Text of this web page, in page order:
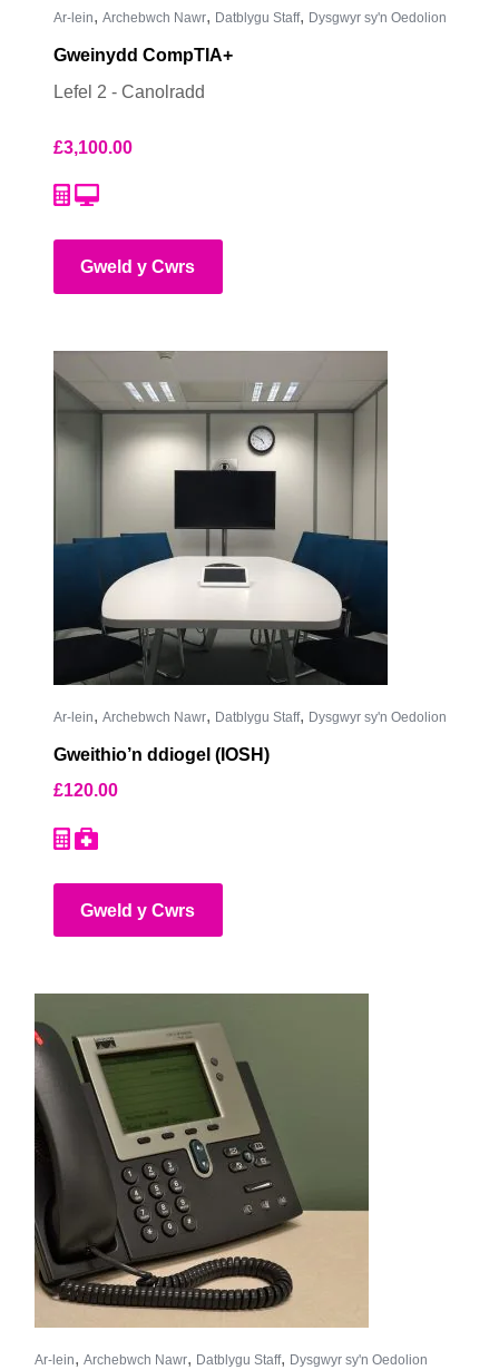
Ar-lein, Archebwch Nawr, Datblygu Staff, Dysgwyr sy'n Oedolion
Gweinydd CompTIA+
Lefel 2 - Canolradd
£3,100.00
Gweld y Cwrs
Ar-lein, Archebwch Nawr, Datblygu Staff, Dysgwyr sy'n Oedolion
Gweithio’n ddiogel (IOSH)
£120.00
Gweld y Cwrs
Ar-lein, Archebwch Nawr, Datblygu Staff, Dysgwyr sy'n Oedolion